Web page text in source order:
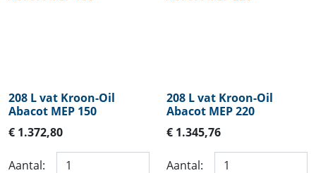
208 L vat Kroon-Oil
Abacot MEP 150
€ 1.372,80
Aantal:
208 L vat Kroon-Oil
Abacot MEP 220
€ 1.345,76
Aantal: